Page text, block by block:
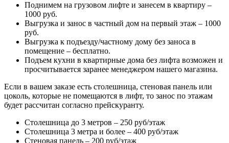
Поднимем на грузовом лифте и занесем в квартиру –
1000 руб.
Выгрузка и занос в частный дом на первый этаж – 1000
руб.
Выгрузка к подъезду/частному дому без заноса в
помещение – бесплатно.
Подъем кухни в квартирные дома без лифта возможен и
просчитывается заранее менеджером нашего магазина.
Если в вашем заказе есть столешница, стеновая панель или
цоколь, которые не помещаются в лифт, то занос по этажам
будет рассчитан согласно прейскуранту.
Столешница до 3 метров – 250 руб/этаж
Столешница 3 метра и более – 400 руб/этаж
Стеновая панель – 200 руб/этаж